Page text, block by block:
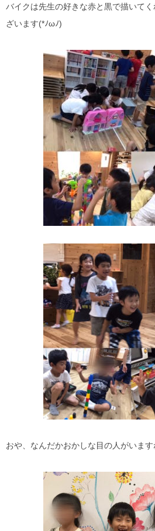
バイクは先生の好きな赤と黒で描いて
ざいます(*ﾉωﾉ)
おや、なんだかおかしな目の人がいます